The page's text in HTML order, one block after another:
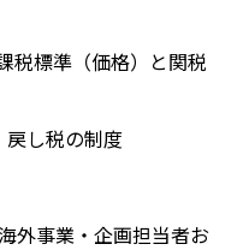
税標準（価格）と関税
し税の制度
外事業・企画担当者お